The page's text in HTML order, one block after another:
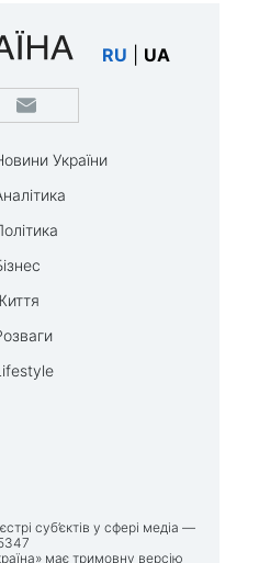
RU UA
України
суб’єктів у сфері медіа —
має тримовну версію